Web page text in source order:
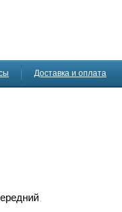
Доставка и оплата